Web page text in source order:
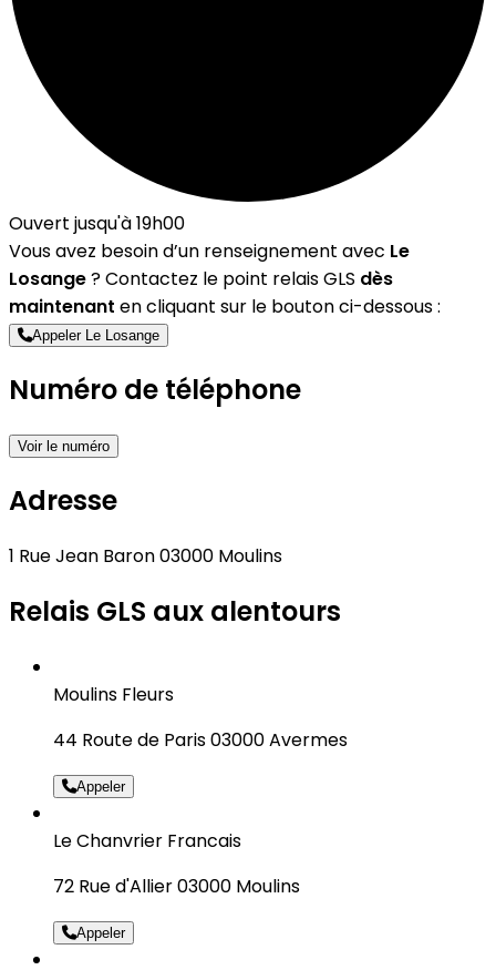
Ouvert jusqu'à 19h00
Vous avez besoin d’un renseignement avec Le
Losange? Contactez le point relais GLS dès
maintenant en cliquant sur le bouton ci-dessous :
Appeler Le Losange
Numéro de téléphone
Voir le numéro
Adresse
1 Rue Jean Baron 03000 Moulins
Relais GLS aux alentours
Moulins Fleurs
44 Route de Paris 03000 Avermes
Appeler
Le Chanvrier Francais
72 Rue d'Allier 03000 Moulins
Appeler